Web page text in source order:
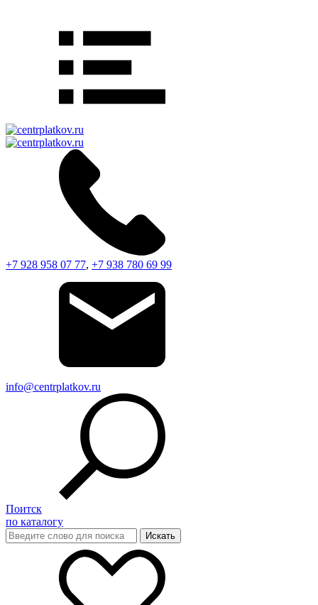
+7 928 958 07 77, +7 938 780 69 99
info@centrplatkov.ru
Поитск
по каталогу